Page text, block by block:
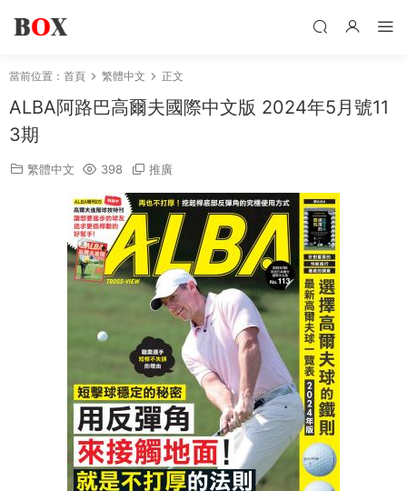
當前位置： 首頁 繁體中文 正文
ALBA阿路巴高爾夫國際中文版 2024年5月號11
3期
繁體中文 398 推廣